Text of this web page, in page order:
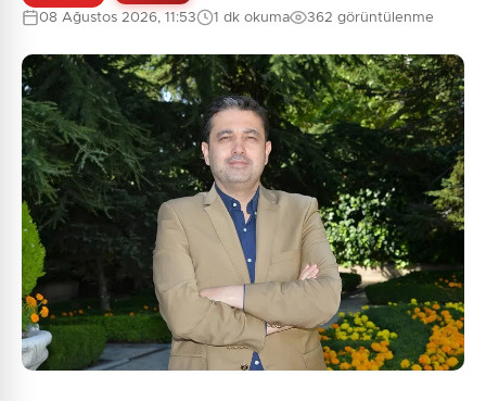
08 Ağustos 2026, 11:53 1 dk okuma 362 görüntülenme